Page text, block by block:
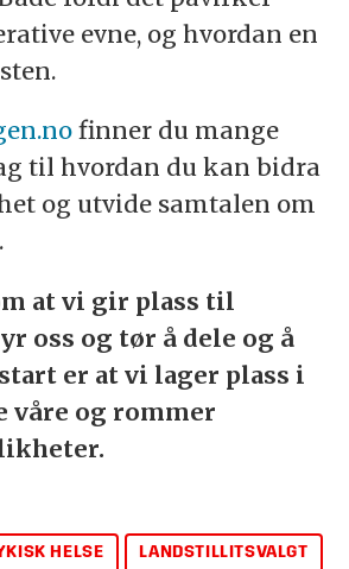
evne, og hvordan en
finner du mange
til hvordan du kan bidra
og utvide samtalen om
at vi gir plass til
oss og tør å dele og å
er at vi lager plass i
våre og rommer
HELSE LANDSTILLITSVALGT